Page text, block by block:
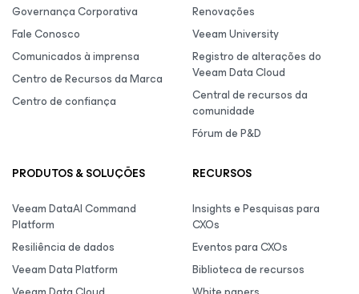
Governança Corporativa
Fale Conosco
Comunicados à imprensa
Centro de Recursos da Marca
Centro de confiança
Renovações
Veeam University
Registro de alterações do
Veeam Data Cloud
Central de recursos da
comunidade
Fórum de P&D
PRODUTOS & SOLUÇÕES
Veeam DataAI Command
Platform
Resiliência de dados
Veeam Data Platform
RECURSOS
Insights e Pesquisas para
CXOs
Eventos para CXOs
Biblioteca de recursos